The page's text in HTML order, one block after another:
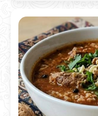
лишних хлопот на